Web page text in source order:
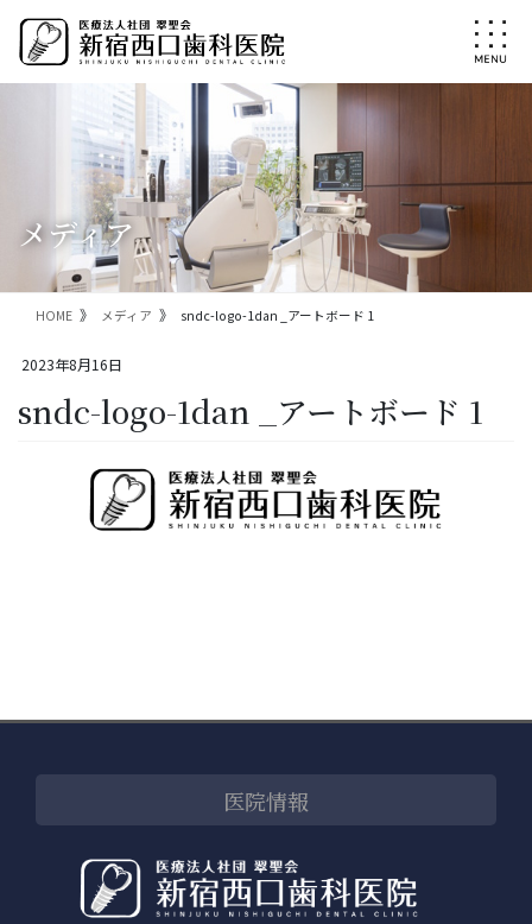
ン
ー
メディア
HOME メディア sndc-logo-1dan _アートボード 1
2023年8月16日
sndc-logo-1dan _アートボード 1
医院情報